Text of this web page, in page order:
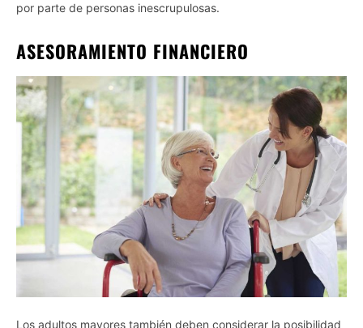
por parte de personas inescrupulosas.
ASESORAMIENTO FINANCIERO
Los adultos mayores también deben considerar la posibilidad